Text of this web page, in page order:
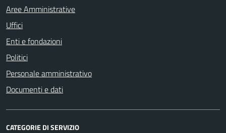
Aree Amministrative
Uffici
Enti e fondazioni
Politici
Personale amministrativo
Documenti e dati
CATEGORIE DI SERVIZIO